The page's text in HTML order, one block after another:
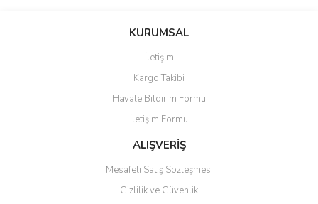
Bu ürüne ilk yorumu siz yapın!
Ürün resmi kalitesiz, bozuk veya görüntülenemiyor.
Ürün açıklamasında eksik bilgiler bulunuyor.
Ürün bilgilerinde hatalar bulunuyor.
Ürün fiyatı diğer sitelerden daha pahalı.
KURUMSAL
İletişim
Kargo Takibi
Havale Bildirim Formu
İletişim Formu
ALIŞVERİŞ
Mesafeli Satış Sözleşmesi
Gizlilik ve Güvenlik